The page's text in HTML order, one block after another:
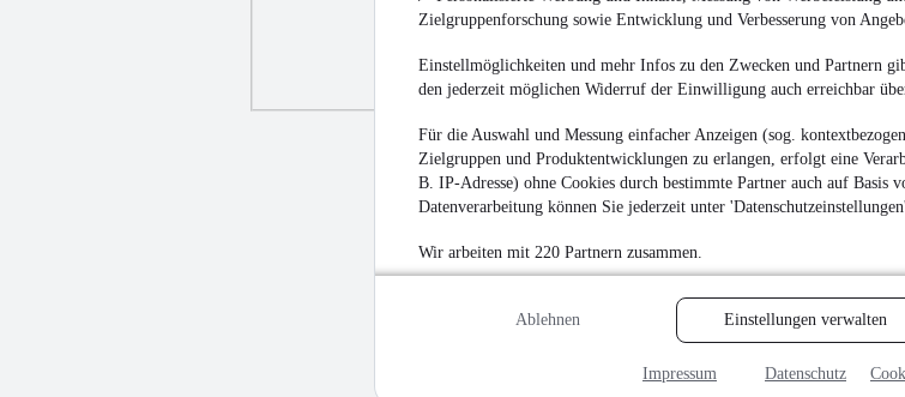
Zielgruppenforschung sowie Entwicklung und Verbesserung von
Einstellmöglichkeiten und mehr Infos zu den Zwecken und Partnern
den jederzeit möglichen Widerruf der Einwilligung auch erreichbar
Für die Auswahl und Messung einfacher Anzeigen (sog.
Zielgruppen und Produktentwicklungen zu erlangen, erfolgt eine
B. IP-Adresse) ohne Cookies durch bestimmte Partner auch auf Basis
Datenverarbeitung können Sie jederzeit unter
Wir arbeiten mit 220 Partnern zusammen.
Ablehnen Einstellungen verwalten
Impressum Datenschutz